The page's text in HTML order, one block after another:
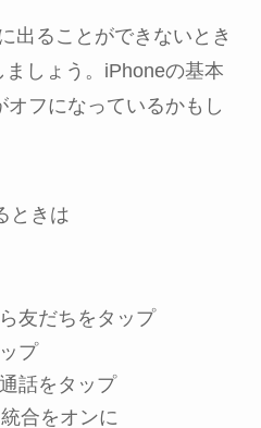
出ることができないとき
しょう。 iPhoneの基本
オフになっているかもし
ときは
友だち をタップ
プ
通話をタップ
合をオンに